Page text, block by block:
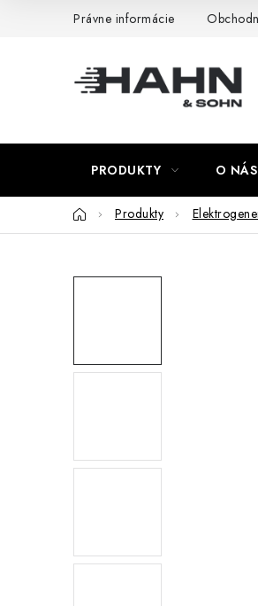
Právne informácie
PRODUKTY O NÁS
DomovProdukty